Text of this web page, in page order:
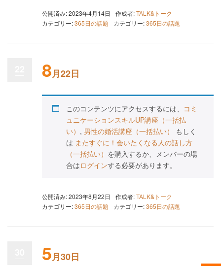
公開済み: 2023年4月14日 作成者:TALK&トーク
カテゴリー:365日の話題 カテゴリー:365日の話題
8月22日
このコンテンツにアクセスするには、 コミ
ュニケーションスキルUP講座（一括払
い） , 男性の婚活講座（一括払い）
もしく
は またすぐに！会いたくなる人の話し方
（一括払い） を購入するか、メンバーの場
合はログインする必要があります。
公開済み: 2023年8月22日 作成者:TALK&トーク
カテゴリー:365日の話題 カテゴリー:365日の話題
5月30日